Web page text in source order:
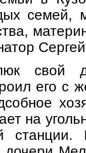
семей,
свой
его с
на